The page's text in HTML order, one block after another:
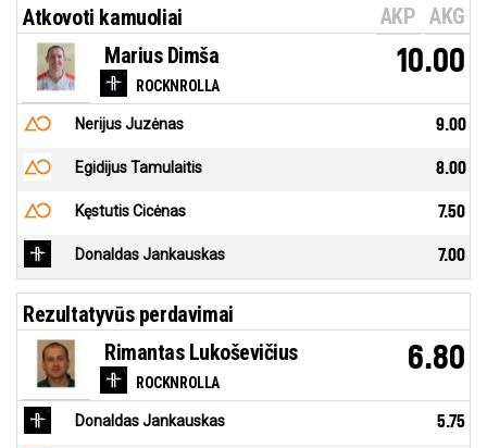
Atkovoti kamuoliai AKP AKG
ROCKNROLLA
Marius Dimša 10.00
Nerijus Juzėnas 9.00
Egidijus Tamulaitis 8.00
Kęstutis Cicėnas 7.50
Donaldas Jankauskas 7.00
Rezultatyvūs perdavimai
ROCKNROLLA
Rimantas Lukoševičius 6.80
Donaldas Jankauskas 5.75